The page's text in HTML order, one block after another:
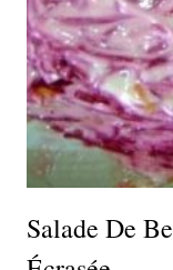
Salade De